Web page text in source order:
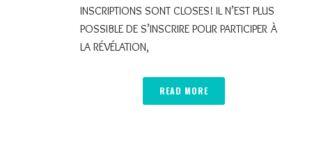
INSCRIPTIONS SONT CLOSES! IL N’EST PLUS
POSSIBLE DE S’INSCRIRE POUR PARTICIPER À
LA RÉVÉLATION,
READ MORE